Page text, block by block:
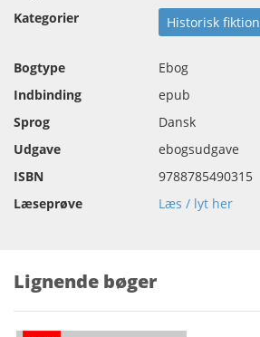
Kategorier
Historisk fiktion
Bogtype
Ebog
Indbinding
epub
Sprog
Dansk
Udgave
ebogsudgave
ISBN
9788785490315
Læseprøve
Læs / lyt her
Lignende bøger